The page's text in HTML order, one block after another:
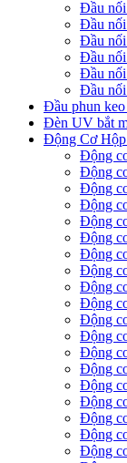
Đầu
Đầu
Đầu
Đầu
Đầu nối
Đầu
Đầu phun
Đèn UV bắt
Động Cơ
Động
Động
Động
Động
Động
Động
Động
Động
Động
Động
Động
Động
Động
Động
Động
Động
Động
Động
Động